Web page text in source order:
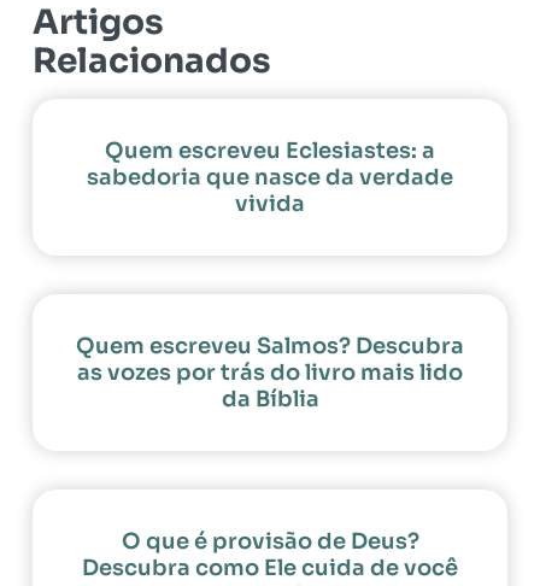
Artigos
Relacionados
Quem escreveu Eclesiastes: a
sabedoria que nasce da verdade
vivida
Quem escreveu Salmos? Descubra
as vozes por trás do livro mais lido
da Bíblia
O que é provisão de Deus?
Descubra como Ele cuida de você